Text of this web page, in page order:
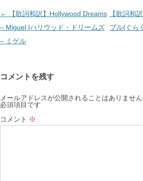
投
稿
ナ
ー
シ
ョ
ン
←
【歌詞和訳】Hollywood Dreams
– Miguel |ハリウッド・ドリームズ
– ミゲル
【歌詞和
ブル(ぐら
コメントを残す
メールアドレスが公開されることはありません
必須項目です
コメント ※